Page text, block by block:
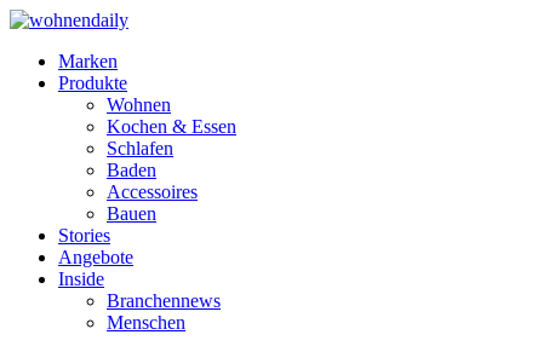
Marken
Produkte
Wohnen
Kochen & Essen
Schlafen
Baden
Accessoires
Bauen
Stories
Angebote
Inside
Branchennews
Menschen